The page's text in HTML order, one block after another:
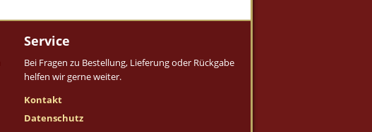
Service
Bei Fragen zu Bestellung, Lieferung oder Rückgabe
helfen wir gerne weiter.
Kontakt
Datenschutz